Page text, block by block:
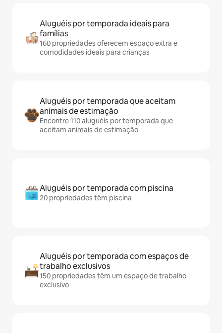
Aluguéis por temporada ideais para
famílias
160 propriedades oferecem espaço extra e
comodidades ideais para crianças
Aluguéis por temporada que aceitam
animais de estimação
Encontre 110 aluguéis por temporada que
aceitam animais de estimação
Aluguéis por temporada com piscina
20 propriedades têm piscina
Aluguéis por temporada com espaços de
trabalho exclusivos
150 propriedades têm um espaço de trabalho
exclusivo